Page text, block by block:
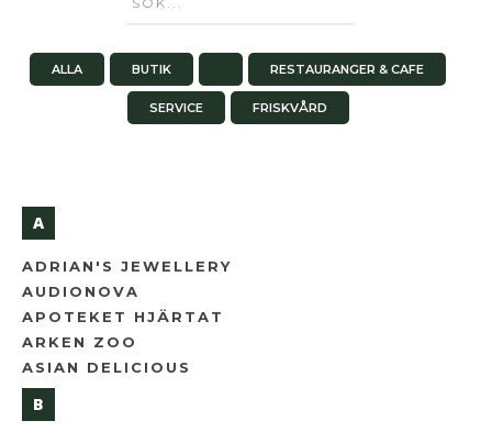
ALLA BUTIK RESTAURANGER & CAFE
SERVICE FRISKVÅRD
A
ADRIAN'S JEWELLERY
AUDIONOVA
APOTEKET HJÄRTAT
ARKEN ZOO
ASIAN DELICIOUS
B